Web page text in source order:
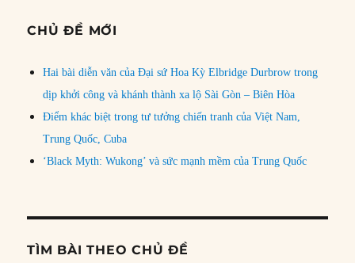
CHỦ ĐỀ MỚI
Hai bài diễn văn của Đại sứ Hoa Kỳ Elbridge Durbrow trong
dịp khởi công và khánh thành xa lộ Sài Gòn – Biên Hòa
Điểm khác biệt trong tư tưởng chiến tranh của Việt Nam,
Trung Quốc, Cuba
‘Black Myth: Wukong’ và sức mạnh mềm của Trung Quốc
TÌM BÀI THEO CHỦ ĐỀ